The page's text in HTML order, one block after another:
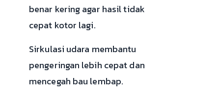
benar kering agar hasil tidak
cepat kotor lagi.
Sirkulasi udara membantu
pengeringan lebih cepat dan
mencegah bau lembap.